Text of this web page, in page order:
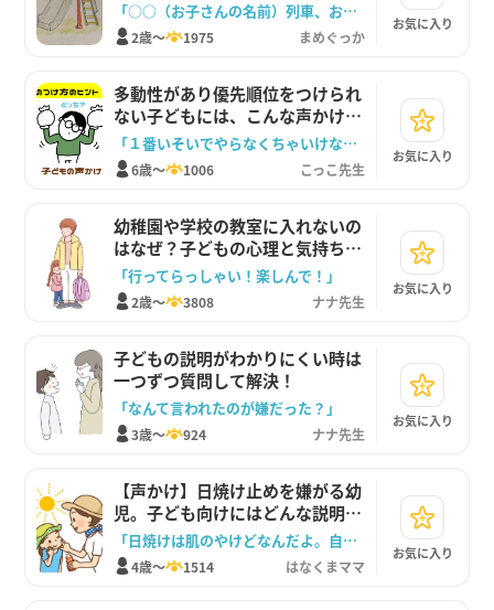
替えを促す声かけ
「○○（お子さんの名前）列車、おともだち列車が連結します。しゅっぱつしんこう！」
2歳～ 1975 まめぐっか
お気に入り
多動性があり優先順位をつけられ
ない子どもには、こんな声かけが
おススメ！
「１番いそいでやらなくちゃいけないのはどれかな？」
6歳～ 1006 こっこ先生
お気に入り
幼稚園や学校の教室に入れないの
はなぜ？子どもの心理と気持ちの
切り替えサポート法
「行ってらっしゃい！楽しんで！」
2歳～ 3808 ナナ先生
お気に入り
子どもの説明がわかりにくい時は
一つずつ質問して解決！
「なんて言われたのが嫌だった？」
3歳～ 924 ナナ先生
お気に入り
【声かけ】日焼け止めを嫌がる幼
児。子ども向けにはどんな説明を
する？
「日焼けは肌のやけどなんだよ。自分のからだを守ってあげよう」
4歳～ 1514 はなくまママ
お気に入り